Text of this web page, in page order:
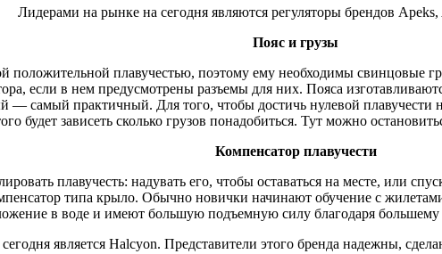
Лидерами на рынке на сегодня являются регуляторы брендов
Пояс и грузы
положительной плавучестью, поэтому ему необходимы свинцовые
если в нем предусмотрены разъемы для них. Пояса
самый практичный. Для того, чтобы достичь нулевой плавучести
будет зависеть сколько грузов понадобиться. Тут можно
Компенсатор плавучести
плавучесть: надувать его, чтобы оставаться на месте, или
типа крыло. Обычно новички начинают обучение с
в воде и имеют большую подъемную силу благодаря большему
является Halcyon. Представители этого бренда надежны,